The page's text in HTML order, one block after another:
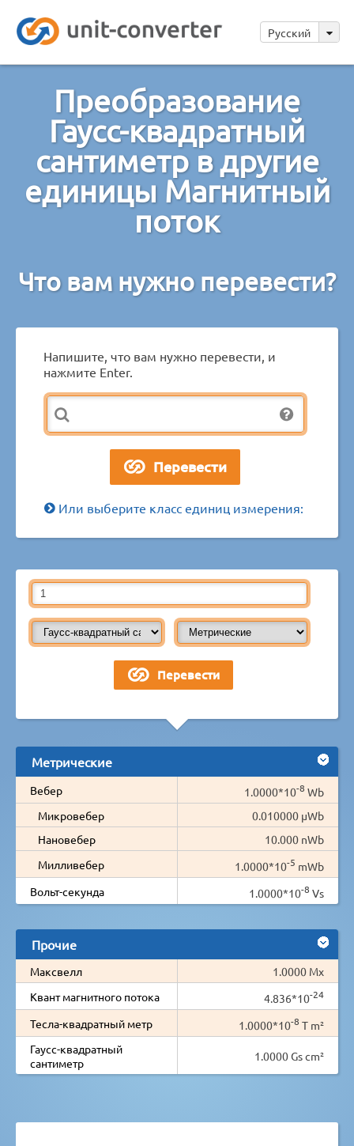
Русский
Преобразование
Гаусс-квадратный
сантиметр в другие
единицы Магнитный
поток
Что вам нужно перевести?
Напишите, что вам нужно перевести, и
нажмите Enter.
Или выберите класс единиц измерения:
Метрические
Вебер 1.0000*10-8 Wb
Микровебер
0.010000 µWb
Нановебер
10.000 nWb
Милливебер
1.0000*10-5 mWb
Вольт-секунда
1.0000*10-8 Vs
Прочие
Максвелл
1.0000 Mx
Квант магнитного потока
4.836*10-24
Тесла-квадратный метр 1.0000*10-8 T m²
Гаусс-квадратный
сантиметр
1.0000 Gs cm²